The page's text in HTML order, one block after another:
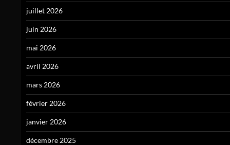
juillet 2026
juin 2026
mai 2026
avril 2026
mars 2026
février 2026
janvier 2026
décembre 2025